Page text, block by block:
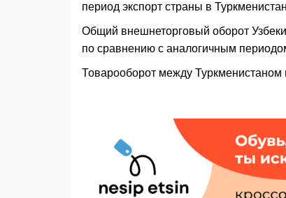
период экспорт страны в
Общий внешнеторговый оборот
по сравнению с аналогичным
Товарооборот между Туркменистаном